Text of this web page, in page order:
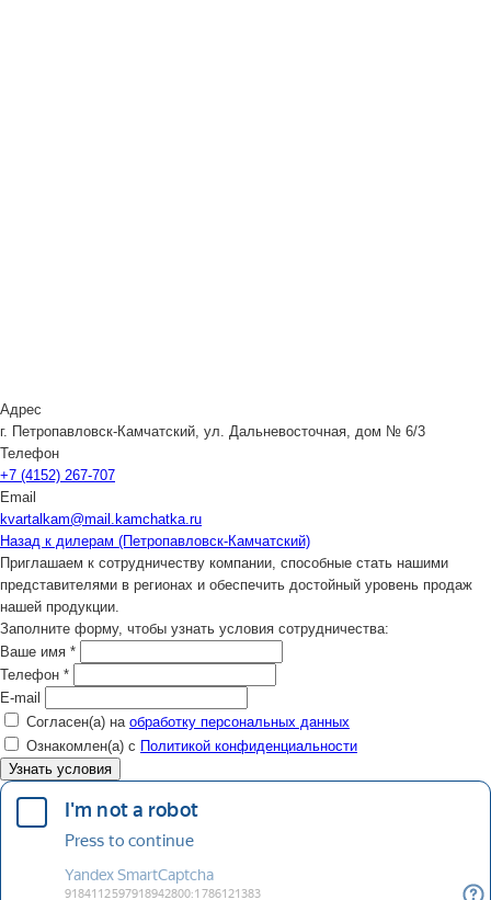
Адрес
г. Петропавловск-Камчатский, ул. Дальневосточная, дом № 6/3
Телефон
+7 (4152) 267-707
Email
kvartalkam@mail.kamchatka.ru
Назад к дилерам (Петропавловск-Камчатский)
Приглашаем к сотрудничеству компании, способные стать нашими
представителями в регионах и обеспечить достойный уровень продаж
нашей продукции.
Заполните форму, чтобы узнать условия сотрудничества:
Ваше имя *
Телефон *
E-mail
Согласен(а) на обработку персональных данных
Ознакомлен(а) с Политикой конфиденциальности